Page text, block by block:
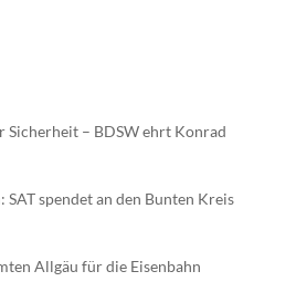
Sicherheit – BDSW ehrt Konrad
SAT spendet an den Bunten Kreis
Allgäu für die Eisenbahn